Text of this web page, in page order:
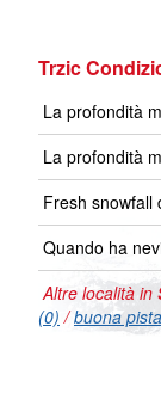
Trzic
La profondità
La profondità
Fresh snowfall
Quando ha
Altre località in
(0) /buona